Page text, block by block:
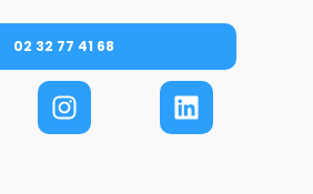
02 32 77 41 68